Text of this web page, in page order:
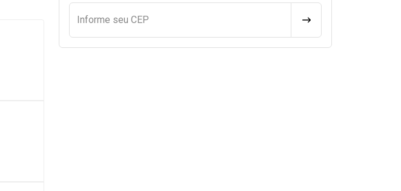
Informe seu CEP CALCULAR FRETE